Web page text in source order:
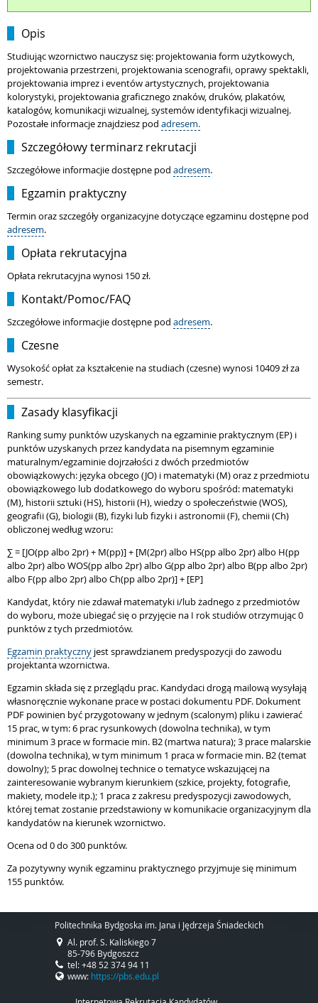
Opis
Studiując wzornictwo nauczysz się: projektowania form użytkowych,
projektowania przestrzeni, projektowania scenografii, oprawy spektakli,
projektowania imprez i eventów artystycznych, projektowania
kolorystyki, projektowania graficznego znaków, druków, plakatów,
katalogów, komunikacji wizualnej, systemów identyfikacji wizualnej.
Pozostałe informacje znajdziesz pod adresem.
Szczegółowy terminarz rekrutacji
Szczegółowe informacjie dostępne pod adresem.
Egzamin praktyczny
Termin oraz szczegóły organizacyjne dotyczące egzaminu dostępne pod
adresem.
Opłata rekrutacyjna
Opłata rekrutacyjna wynosi 150 zł.
Kontakt/Pomoc/FAQ
Szczegółowe informacjie dostępne pod adresem.
Czesne
Wysokość opłat za kształcenie na studiach (czesne) wynosi 10409 zł za
semestr.
Zasady klasyfikacji
Ranking sumy punktów uzyskanych na egzaminie praktycznym (EP) i
punktów uzyskanych przez kandydata na pisemnym egzaminie
maturalnym/egzaminie dojrzałości z dwóch przedmiotów
obowiązkowych: języka obcego (JO) i matematyki (M) oraz z przedmiotu
obowiązkowego lub dodatkowego do wyboru spośród: matematyki
(M), historii sztuki (HS), historii (H), wiedzy o społeczeństwie (WOS),
geografii (G), biologii (B), fizyki lub fizyki i astronomii (F), chemii (Ch)
obliczonej według wzoru:
∑ = [JO(pp albo 2pr) + M(pp)] + [M(2pr) albo HS(pp albo 2pr) albo H(pp
albo 2pr) albo WOS(pp albo 2pr) albo G(pp albo 2pr) albo B(pp albo 2pr)
albo F(pp albo 2pr) albo Ch(pp albo 2pr)] + [EP]
Kandydat, który nie zdawał matematyki i/lub żadnego z przedmiotów
do wyboru, może ubiegać się o przyjęcie na I rok studiów otrzymując 0
punktów z tych przedmiotów.
Egzamin praktyczny jest sprawdzianem predyspozycji do zawodu
projektanta wzornictwa.
Egzamin składa się z przeglądu prac. Kandydaci drogą mailową wysyłają
własnoręcznie wykonane prace w postaci dokumentu PDF. Dokument
PDF powinien być przygotowany w jednym (scalonym) pliku i zawierać
15 prac, w tym: 6 prac rysunkowych (dowolna technika), w tym
minimum 3 prace w formacie min. B2 (martwa natura); 3 prace malarskie
(dowolna technika), w tym minimum 1 praca w formacie min. B2 (temat
dowolny); 5 prac dowolnej technice o tematyce wskazującej na
zainteresowanie wybranym kierunkiem (szkice, projekty, fotografie,
makiety, modele itp.); 1 praca z zakresu predyspozycji zawodowych,
której temat zostanie przedstawiony w komunikacie organizacyjnym dla
kandydatów na kierunek wzornictwo.
Ocena od 0 do 300 punktów.
Za pozytywny wynik egzaminu praktycznego przyjmuje się minimum
155 punktów.
Politechnika Bydgoska im. Jana i Jędrzeja Śniadeckich
Al. prof. S. Kaliskiego 7
85-796 Bydgoszcz
tel: +48 52 374 94 11
www: https://pbs.edu.pl